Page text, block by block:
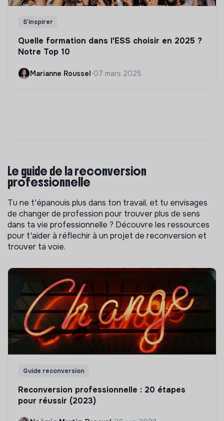
S'inspirer
Quelle formation dans l'ESS choisir en 2025 ?
Notre Top 10
Marianne Roussel•07 mars 2025
Le guide de la reconversion
professionnelle
Tu ne t'épanouis plus dans ton travail, et tu envisages
de changer de profession pour trouver plus de sens
dans ta vie professionnelle ? Découvre les ressources
pour t'aider à réflechir à un projet de reconversion et
trouver ta voie.
Guide reconversion
Reconversion professionnelle : 20 étapes
pour réussir (2023)